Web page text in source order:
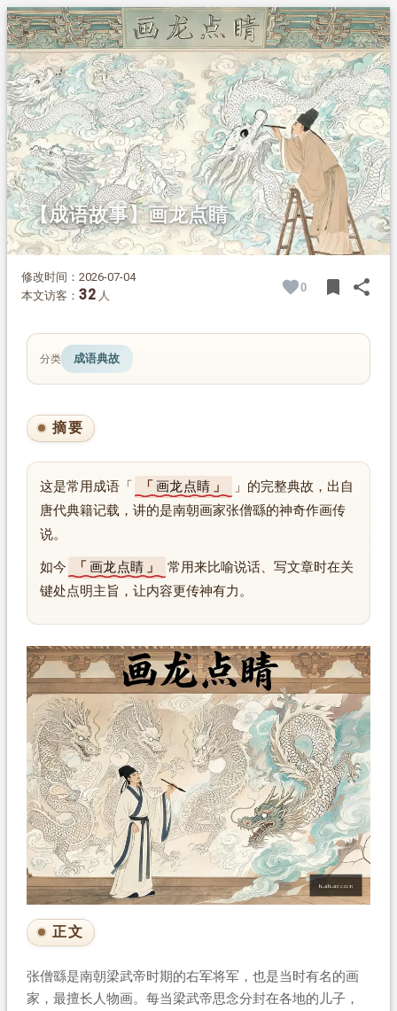
1.摘要
2.正文
【成语故事】画龙点睛
修改时间：2026-07-04
本文访客： 32 人
0 bookmark share
分类 成语典故
摘要
这是常用成语「 画龙点睛
」的完整典故，出自
唐代典籍记载，讲的是南朝画家张僧繇的神奇作画传
说。
如今 画龙点睛
常用来比喻说话、写文章时在关
键处点明主旨，让内容更传神有力。
正文
张僧繇是南朝梁武帝时期的右军将军，也是当时有名的画
家，最擅长人物画。每当梁武帝思念分封在各地的儿子，